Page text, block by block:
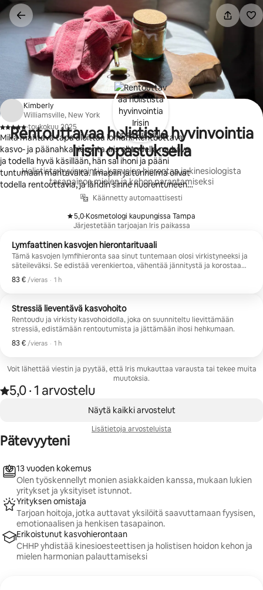
Jätä
sisältö
väliin
Rentouttavaa holistista hyvinvointia
Irisin opastuksella
Holistista hyvinvointia, kasvojen hierontaa ja kinesiologista
tasapainoa mielen ja kehon parantamiseksi
Käännetty automaattisesti
5,0
, ·Kosmetologi kaupungissa Tampa
Järjestetään tarjoajan Iris paikassa
Lymfaattinen kasvojen hierontarituaali
Tämä kasvojen lymfihieronta saa sinut tuntemaan olosi virkistyneeksi ja
säteileväksi. Se edistää verenkiertoa, vähentää jännitystä ja korostaa
luonnollista hehkua. 1 tunnin kasvohieronta luomuöljyillä Manuaalinen
lymfaattinen viemäröinti Aromaterapia Rauhallinen studiomaisema
Täydellinen matkailijoille, jotka etsivät rentoutumista ja stressin
lievitystä. Sijaitsee Tampassa. #hyvinvointi #kokonaisvaltainen elämys
#kylpylä #rentoutuminen
83 € /vieras
83 € vierasta kohti
, · 1 h
Stressiä lieventävä kasvohoito
Rentoudu ja virkisty kasvohoidolla, joka on suunniteltu lievittämään
stressiä, edistämään rentoutumista ja jättämään ihosi hehkumaan.
83 € /vieras
83 € vierasta kohti
, · 1 h
Voit lähettää viestin ja pyytää, että Iris mukauttaa varausta tai tekee muita
muutoksia.
Arvio 5,0/5 tähteä yhteensä 1 arvostelusta
5,0
, ·1 arvostelu
Kimberly
Williamsville, New York
,
·toukokuu 2025
Mikä mahtava tapa aloittaa lomani. Rentouttava
kasvo- ja päänahkahieronta. Iris oli todella mukava
ja todella hyvä käsillään, hän sai ihoni ja pääni
tuntumaan mahtavalta. Ilmapiiri ja tunnelma olivat
todella rentouttavia, ja lähdin sinne nuorentuneena.
Kävin rentouttavassa kasvohoidossa, mutta Iris on
yrittämässä kokonaisvaltaista paranemista, anna
hänen rauhoittaa mieltäsi ja jatkaa paranemista, et
tule pettymään.
Näytä kaikki arvostelut
Lisätietoja arvosteluista
Pätevyyteni
13 vuoden kokemus
Olen työskennellyt monien asiakkaiden kanssa, mukaan lukien
yritykset ja yksityiset istunnot.
Yrityksen omistaja
Tarjoan hoitoja, jotka auttavat yksilöitä saavuttamaan fyysisen,
emotionaalisen ja henkisen tasapainon.
Erikoistunut kasvohierontaan
CHHP yhdistää kinesioesteettisen ja holistisen hoidon kehon ja
mielen harmonian palauttamiseksi